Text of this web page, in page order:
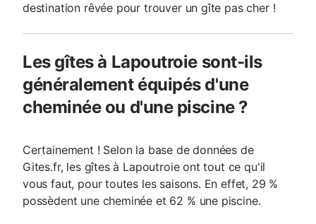
destination rêvée pour trouver un gîte pas cher !
Les gîtes à Lapoutroie sont-ils
généralement équipés d'une
cheminée ou d'une piscine ?
Certainement ! Selon la base de données de
Gites.fr, les gîtes à Lapoutroie ont tout ce qu'il
vous faut, pour toutes les saisons. En effet, 29 %
possèdent une cheminée et 62 % une piscine.